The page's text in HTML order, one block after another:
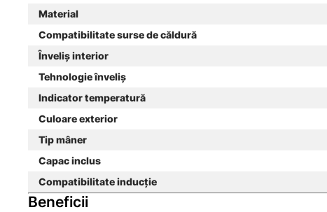
Material
Compatibilitate surse de căldură
Înveliș interior
Tehnologie înveliș
Indicator temperatură
Culoare exterior
Tip mâner
Capac inclus
Compatibilitate inducție
Beneficii